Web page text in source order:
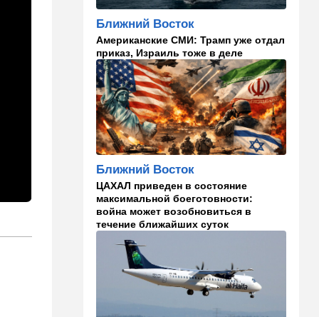
к опасной черте в
отношениях с Израилем:
провокационное заявление
13:45 В мире
Помидоры научились
предупреждать соседей об
опасном вирусе
13:22 Стиль жизни
Что действительно помогает
пережить израильскую
жару, а что является мифом.
Разбираемся
Израиль
США суют Израилю палки в
колеса после гибели
военных в Ливане
12:46 Спорт
Ближний Восток
Американские СМИ: Трамп уже отдал
приказ, Израиль тоже в деле
Ближний Восток
ЦАХАЛ приведен в состояние
максимальной боеготовности:
война может возобновиться в
течение ближайших суток